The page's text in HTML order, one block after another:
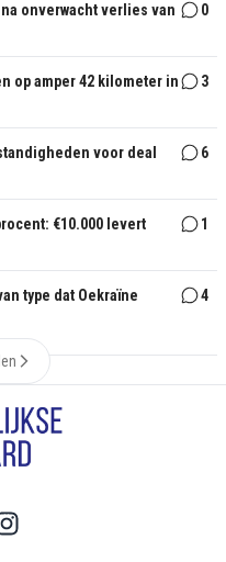
onverwacht verlies van
0
op amper 42 kilometer in
3
voor deal
6
€10.000 levert
1
type dat Oekraïne
4